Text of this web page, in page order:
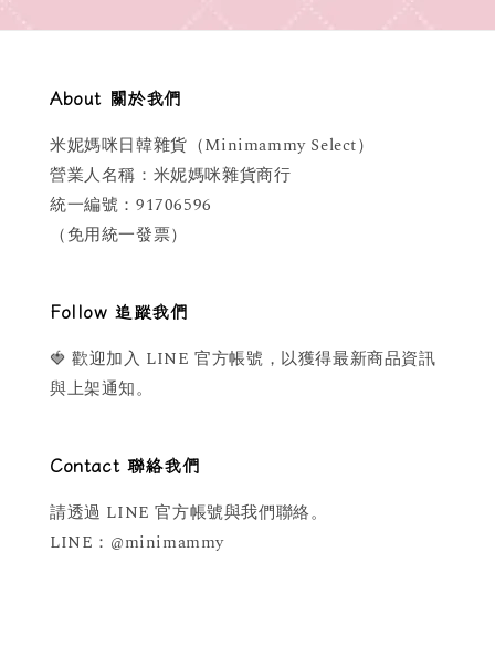
About 關於我們
米妮媽咪日韓雜貨（Minimammy Select）
營業人名稱：米妮媽咪雜貨商行
統一編號：91706596
（免用統一發票）
Follow 追蹤我們
🍓 歡迎加入 LINE 官方帳號，以獲得最新商品資訊
與上架通知。
Contact 聯絡我們
請透過 LINE 官方帳號與我們聯絡。
LINE：@minimammy